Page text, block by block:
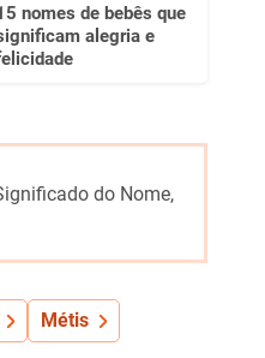
nomes de bebês que
alegria e
do Nome,
Métis